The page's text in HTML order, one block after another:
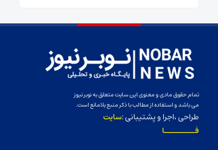
تمام حقوق مادی و معنوی این سایت متعلق به نوبر نیوز
می باشد و استفاده از مطالب با ذکر منبع بلامانع است.
طراحی ،اجرا و پشتیبانی :سایت
فـــــــــا